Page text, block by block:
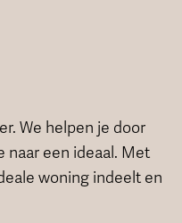
We helpen je door
naar een ideaal. Met
woning indeelt en